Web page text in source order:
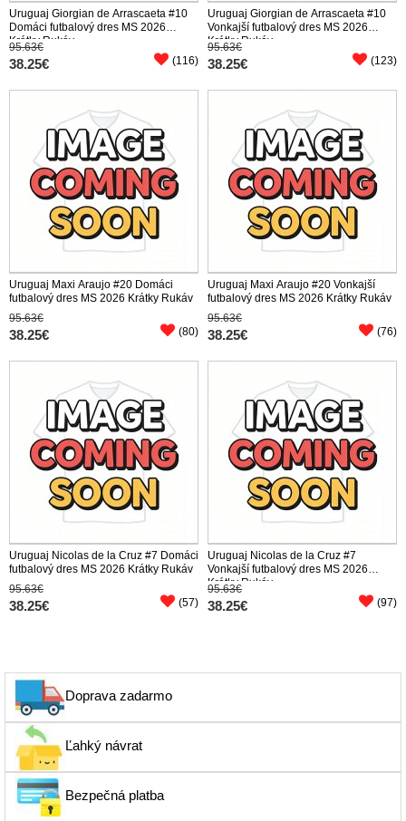
Uruguaj Giorgian de Arrascaeta #10
Domáci futbalový dres MS 2026
Krátky Rukáv
95.63€
38.25€ (116)
Uruguaj Giorgian de Arrascaeta #10
Vonkajší futbalový dres MS 2026
Krátky Rukáv
95.63€
38.25€ (123)
Uruguaj Maxi Araujo #20 Domáci
futbalový dres MS 2026 Krátky Rukáv
95.63€
38.25€ (80)
Uruguaj Maxi Araujo #20 Vonkajší
futbalový dres MS 2026 Krátky Rukáv
95.63€
38.25€ (76)
Uruguaj Nicolas de la Cruz #7 Domáci
futbalový dres MS 2026 Krátky Rukáv
95.63€
38.25€ (57)
Uruguaj Nicolas de la Cruz #7
Vonkajší futbalový dres MS 2026
Krátky Rukáv
95.63€
38.25€ (97)
Doprava zadarmo
Ľahký návrat
Bezpečná platba